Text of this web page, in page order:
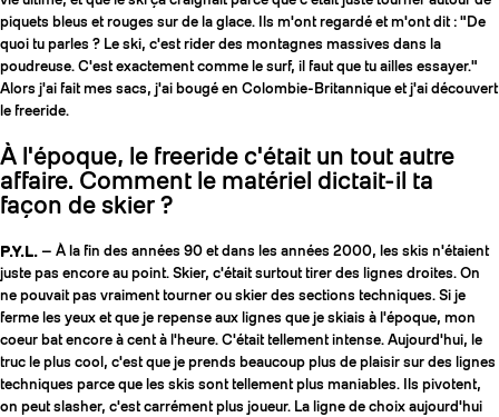
piquets bleus et rouges sur de la glace. Ils m'ont regardé et m'ont dit : "De
quoi tu parles ? Le ski, c'est rider des montagnes massives dans la
poudreuse. C'est exactement comme le surf, il faut que tu ailles essayer."
Alors j'ai fait mes sacs, j'ai bougé en Colombie-Britannique et j'ai découvert
le freeride.
À l'époque, le freeride c'était un tout autre
affaire. Comment le matériel dictait-il ta
façon de skier ?
P.Y.L. — À la fin des années 90 et dans les années 2000, les skis n'étaient
juste pas encore au point. Skier, c'était surtout tirer des lignes droites. On
ne pouvait pas vraiment tourner ou skier des sections techniques. Si je
ferme les yeux et que je repense aux lignes que je skiais à l'époque, mon
coeur bat encore à cent à l'heure. C'était tellement intense. Aujourd'hui, le
truc le plus cool, c'est que je prends beaucoup plus de plaisir sur des lignes
techniques parce que les skis sont tellement plus maniables. Ils pivotent,
on peut slasher, c'est carrément plus joueur. La ligne de choix aujourd'hui